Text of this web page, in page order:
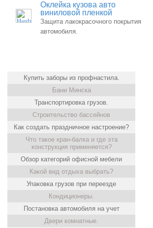
Оклейка кузова авто
виниловой пленкой
Защита лакокрасочного покрытия
автомобиля.
Купить заборы из профнастила.
Бани Минска
Транспортировка грузов.
Строительство бассейнов
Как создать праздничное настроение?
Что такое кран-балка и где эта
конструкция применяется?
Обзор категорий офисной мебели
Какой вид отдыха выбрать?
Упаковка грузов при переезде
Кондиционеры.
Постановка автомобиля на учет
Двери комнатные.